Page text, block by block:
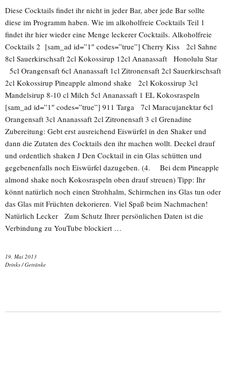
Diese Cocktails findet ihr nicht in jeder Bar, aber jede Bar sollte
diese im Programm haben. Wie im alkoholfreie Cocktails Teil 1
findet ihr hier wieder eine Menge leckerer Cocktails. Alkoholfreie
Cocktails 2 [sam_ad id=”1″ codes=”true”] Cherry Kiss 2cl Sahne
8cl Sauerkirschsaft 2cl Kokossirup 12cl Ananassaft Honolulu Star
5cl Orangensaft 6cl Ananassaft 1cl Zitronensaft 2cl Sauerkirschsaft
2cl Kokossirup Pineapple almond shake 2cl Kokossirup 3cl
Mandelsirup 8-10 cl Milch 5cl Ananassaft 1 EL Kokosraspeln
[sam_ad id=”1″ codes=”true”] 911 Targa 7cl Maracujanektar 6cl
Orangensaft 3cl Ananassaft 2cl Zitronensaft 3 cl Grenadine
Zubereitung: Gebt erst ausreichend Eiswürfel in den Shaker und
dann die Zutaten des Cocktails den ihr machen wollt. Deckel drauf
und ordentlich shaken J Den Cocktail in ein Glas schütten und
gegebenenfalls noch Eiswürfel dazugeben. (4. Bei dem Pineapple
almond shake noch Kokosraspeln oben drauf streuen) Tipp: Ihr
könnt natürlich noch einen Strohhalm, Schirmchen ins Glas tun oder
das Glas mit Früchten dekorieren. Viel Spaß beim Nachmachen!
Natürlich Lecker Zum Schutz Ihrer persönlichen Daten ist die
Verbindung zu YouTube blockiert …
19. Mai 2013
Drinks / Getränke